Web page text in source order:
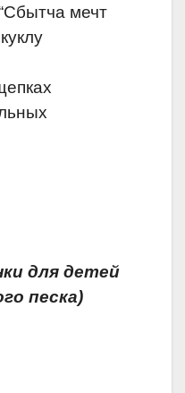
мечт
для детей
песка)